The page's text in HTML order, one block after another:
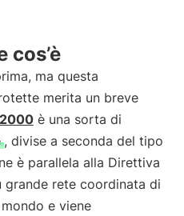
cos’è
ma questa
merita un breve
è una sorta di
, divise a seconda del tipo
è parallela alla Direttiva
grande rete coordinata di
e viene